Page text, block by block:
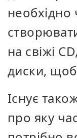
необхідно
на свіжі
диски, щоб
Існує
про яку